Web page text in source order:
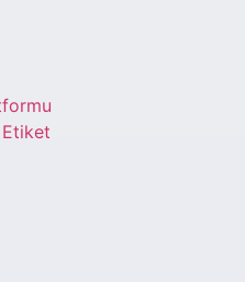
Etiket